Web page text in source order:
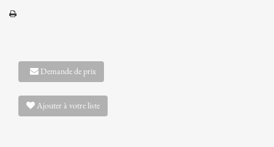
Demande de prix
Ajouter à votre liste